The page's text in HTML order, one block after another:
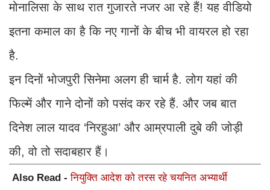
मोनालिसा के साथ रात गुजारते नजर आ रहे हैं! यह वीडियो
इतना कमाल का है कि नए गानों के बीच भी वायरल हो रहा
है.
इन दिनों भोजपुरी सिनेमा अलग ही चार्म है. लोग यहां की
फिल्में और गाने दोनों को पसंद कर रहे हैं. और जब बात
दिनेश लाल यादव ‘निरहुआ’ और आम्रपाली दुबे की जोड़ी
की, वो तो सदाबहार हैं।
Also Read -नियुक्ति आदेश को तरस रहे चयनित अभ्यार्थी